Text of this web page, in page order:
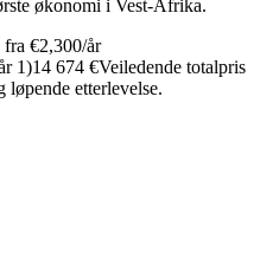
økonomi i Vest-Afrika.
fra €2,300/år
1)14 674 €Veiledende totalpris
løpende etterlevelse.